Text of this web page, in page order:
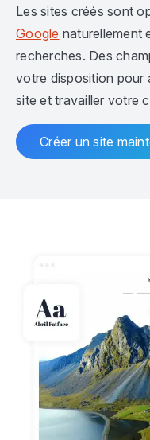
Les sites créés sont
Google naturellement
recherches. Des
votre disposition pour
site et travailler votre
Créer un site